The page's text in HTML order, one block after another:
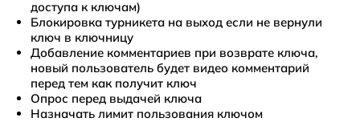
доступа к ключам)
Блокировка турникета на выход если не вернули
ключ в ключницу
Добавление комментариев при возврате ключа,
новый пользователь будет видео комментарий
перед тем как получит ключ
Опрос перед выдачей ключа
Назначать лимит пользования ключом